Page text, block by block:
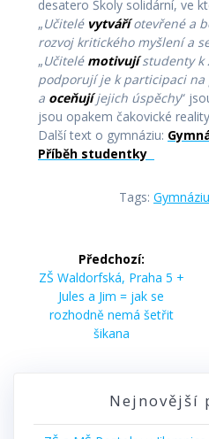
desatero Školy solidární, ve
„Učitelé vytváříotevřené a
rozvoj kritického myšlení a
„Učitelé motivujístudenty k
podporují je k participaci
a oceňujíjejich úspěchy“
jsou opakem čakovické
Další text o gymnáziu:
Příběh studentky
Tags:
Navigace
pro
příspěvek
Předchozí:
Předchozí
příspěvek:
ZŠ Waldorfská, Praha 5 +
Jules a Jim = jak se
rozhodně nemá šetřit
šikana
Nejnovější